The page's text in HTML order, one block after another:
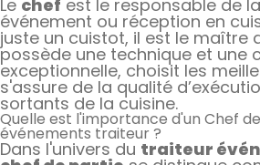
Le chef est le responsable de
événement ou réception en
juste un cuistot, il est le maître
possède une technique et une
exceptionnelle, choisit les
s'assure de la qualité
sortants de la cuisine.
Quelle est l'importance d'un Chef
événements traiteur ?
Dans l'univers du traiteur